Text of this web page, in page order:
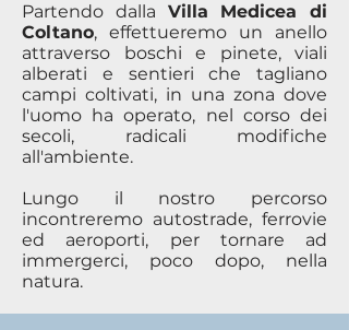
Partendo dalla Villa Medicea di
Coltano, effettueremo un anello
attraverso boschi e pinete, viali
alberati e sentieri che tagliano
campi coltivati, in una zona dove
l'uomo ha operato, nel corso dei
secoli, radicali modifiche
all'ambiente.
Lungo il nostro percorso
incontreremo autostrade, ferrovie
ed aeroporti, per tornare ad
immergerci, poco dopo, nella
natura.